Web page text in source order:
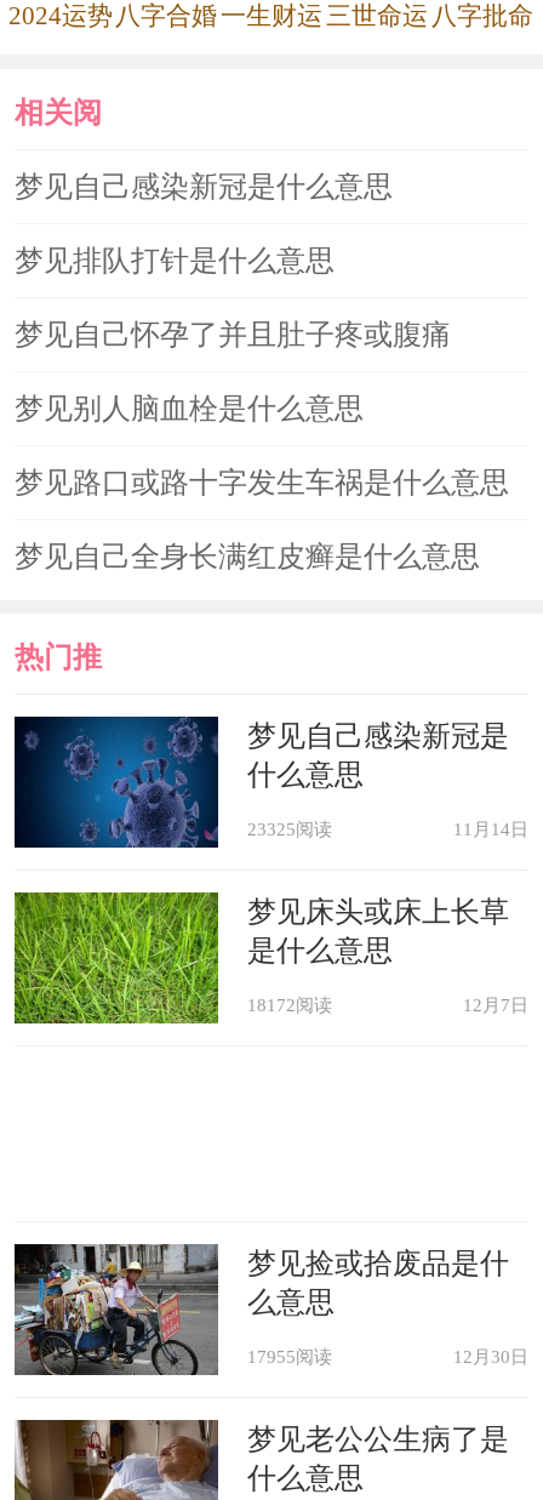
2024运势 八字合婚一生财运三世命运 八字批命
相关阅
读
梦见自己感染新冠是什么意思
梦见排队打针是什么意思
梦见自己怀孕了并且肚子疼或腹痛
梦见别人脑血栓是什么意思
梦见路口或路十字发生车祸是什么意思
梦见自己全身长满红皮癣是什么意思
热门推
荐
梦见自己感染新冠是
什么意思
23325阅读 11月14日
梦见床头或床上长草
是什么意思
18172阅读 12月7日
梦见捡或拾废品是什
么意思
17955阅读 12月30日
梦见老公公生病了是
什么意思